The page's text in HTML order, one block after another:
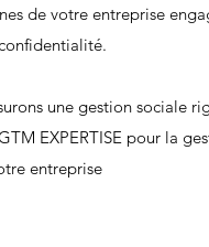
de votre entreprise
une gestion sociale
EXPERTISE pour la
entreprise